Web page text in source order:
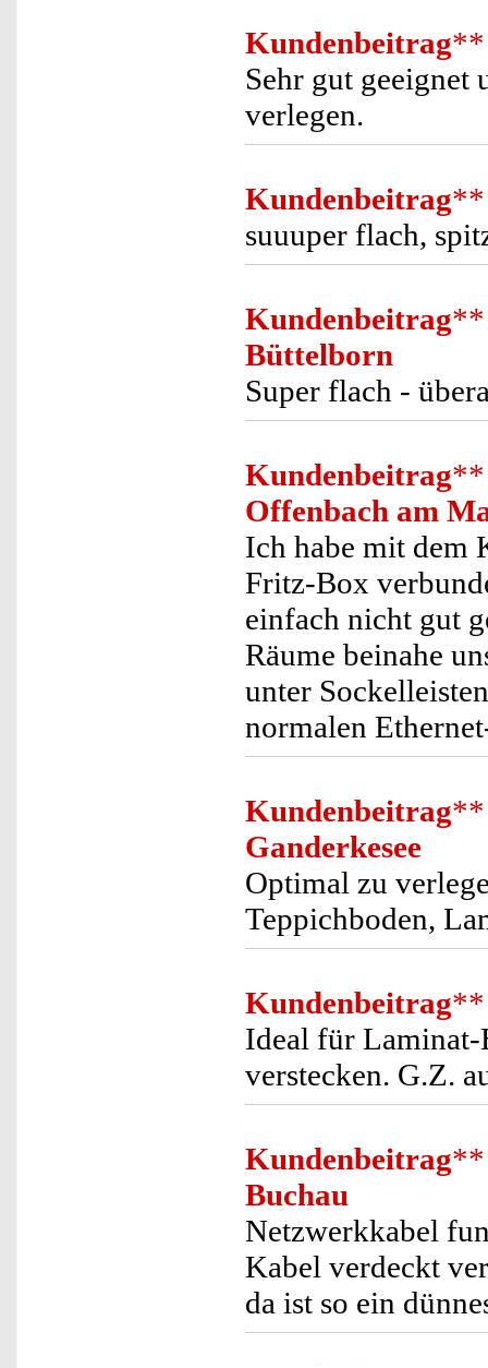
Kundenbeitrag**
Sehr gut geeignet
verlegen.
Kundenbeitrag**
suuuper flach,
Kundenbeitrag**
Büttelborn
Super flach -
Kundenbeitrag**
Offenbach am
Ich habe mit dem
Fritz-Box
einfach nicht gut
Räume beinahe
unter
normalen
Kundenbeitrag**
Ganderkesee
Optimal zu
Teppichboden,
Kundenbeitrag**
Ideal für Laminat-
verstecken. G.Z.
Kundenbeitrag**
Buchau
Netzwerkkabel
Kabel verdeckt
da ist so ein